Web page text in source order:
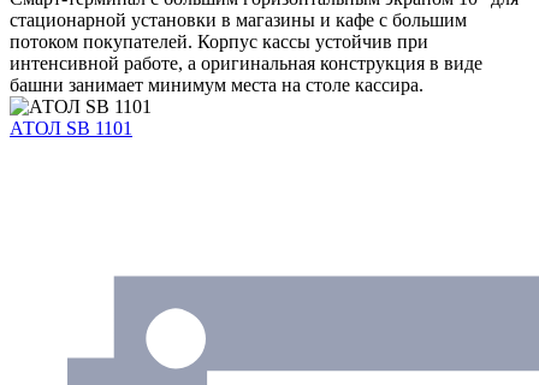
стационарной установки в магазины и кафе с большим
потоком покупателей. Корпус кассы устойчив при
интенсивной работе, а оригинальная конструкция в виде
башни занимает минимум места на столе кассира.
АТОЛ SB 1101